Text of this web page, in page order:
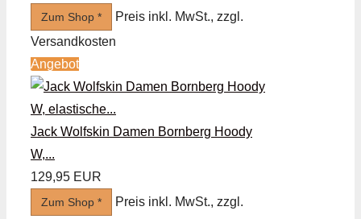
Zum Shop *
Preis inkl. MwSt., zzgl.
Versandkosten
Angebot
Jack Wolfskin Damen Bornberg Hoody
W,...
129,95 EUR
Zum Shop *
Preis inkl. MwSt., zzgl.